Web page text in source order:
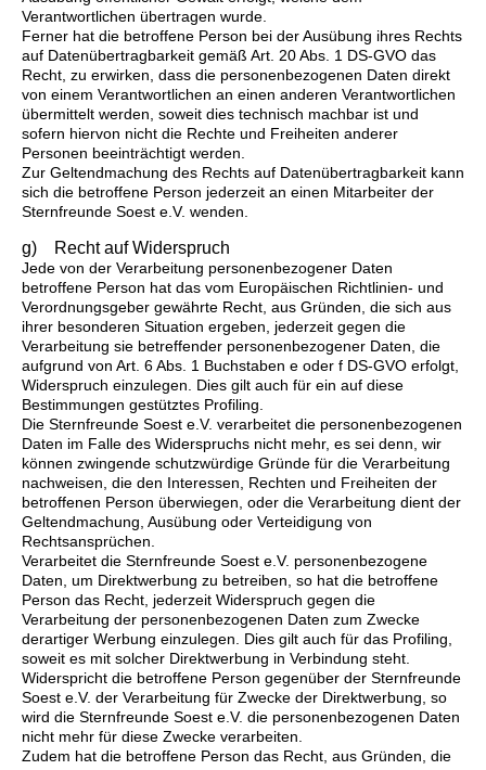
Verantwortlichen übertragen wurde.
Ferner hat die betroffene Person bei der Ausübung ihres Rechts
auf Datenübertragbarkeit gemäß Art. 20 Abs. 1 DS-GVO das
Recht, zu erwirken, dass die personenbezogenen Daten direkt
von einem Verantwortlichen an einen anderen Verantwortlichen
übermittelt werden, soweit dies technisch machbar ist und
sofern hiervon nicht die Rechte und Freiheiten anderer
Personen beeinträchtigt werden.
Zur Geltendmachung des Rechts auf Datenübertragbarkeit kann
sich die betroffene Person jederzeit an einen Mitarbeiter der
Sternfreunde Soest e.V. wenden.
g) Recht auf Widerspruch
Jede von der Verarbeitung personenbezogener Daten
betroffene Person hat das vom Europäischen Richtlinien- und
Verordnungsgeber gewährte Recht, aus Gründen, die sich aus
ihrer besonderen Situation ergeben, jederzeit gegen die
Verarbeitung sie betreffender personenbezogener Daten, die
aufgrund von Art. 6 Abs. 1 Buchstaben e oder f DS-GVO erfolgt,
Widerspruch einzulegen. Dies gilt auch für ein auf diese
Bestimmungen gestütztes Profiling.
Die Sternfreunde Soest e.V. verarbeitet die personenbezogenen
Daten im Falle des Widerspruchs nicht mehr, es sei denn, wir
können zwingende schutzwürdige Gründe für die Verarbeitung
nachweisen, die den Interessen, Rechten und Freiheiten der
betroffenen Person überwiegen, oder die Verarbeitung dient der
Geltendmachung, Ausübung oder Verteidigung von
Rechtsansprüchen.
Verarbeitet die Sternfreunde Soest e.V. personenbezogene
Daten, um Direktwerbung zu betreiben, so hat die betroffene
Person das Recht, jederzeit Widerspruch gegen die
Verarbeitung der personenbezogenen Daten zum Zwecke
derartiger Werbung einzulegen. Dies gilt auch für das Profiling,
soweit es mit solcher Direktwerbung in Verbindung steht.
Widerspricht die betroffene Person gegenüber der Sternfreunde
Soest e.V. der Verarbeitung für Zwecke der Direktwerbung, so
wird die Sternfreunde Soest e.V. die personenbezogenen Daten
nicht mehr für diese Zwecke verarbeiten.
Zudem hat die betroffene Person das Recht, aus Gründen, die